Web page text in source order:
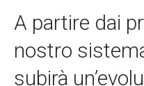
A partire dai
nostro
subirà